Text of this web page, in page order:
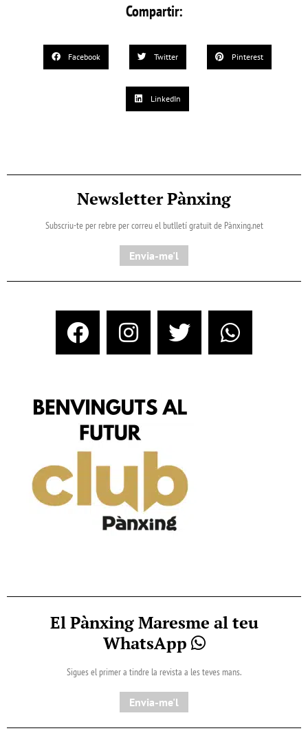
Compartir:
Facebook Twitter Pinterest
LinkedIn
Newsletter Pànxing
Subscriu-te per rebre per correu el butlletí gratuït de Pànxing.net​
Envia-me'l
El Pànxing Maresme al teu
WhatsApp
Sigues el primer a tindre la revista a les teves mans.
Envia-me'l